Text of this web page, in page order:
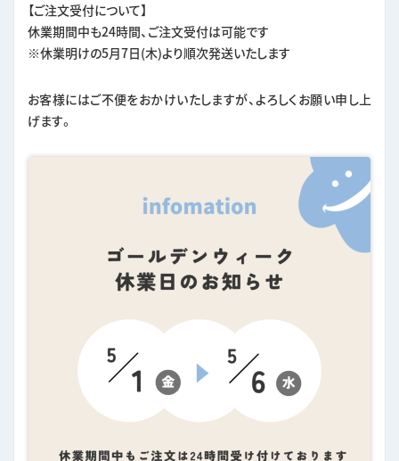
【ご注文受付について】
休業期間中も24時間、ご注文受付は可能です
※休業明けの5月7日(木)より順次発送いたします
お客様にはご不便をおかけいたしますが、よろしくお願い申し上
げます。